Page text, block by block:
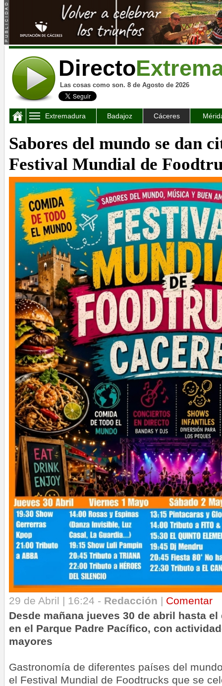
Directo
Las cosas como son. 8 de Agosto de 2026
Extremadura Badajoz Cáceres
Sabores del mundo se dan
Festival Mundial de
29 de Abril | 16:24 - Redacción | Comentar
Desde mañana jueves 30 de abril hasta
en el Parque Padre Pacífico, con
mayores
Gastronomía de diferentes países del
el Festival Mundial de Foodtrucks que se